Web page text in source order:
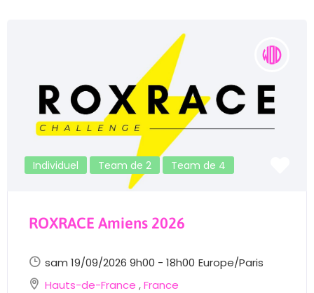
Individuel Team de 2 Team de 4
ROXRACE Amiens 2026
sam 19/09/2026 9h00 - 18h00 Europe/Paris
Hauts-de-France ,France